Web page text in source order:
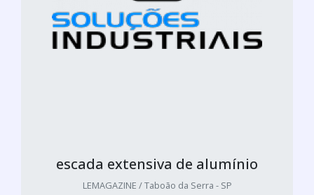
escada extensiva de alumínio
LEMAGAZINE / Taboão da Serra - SP